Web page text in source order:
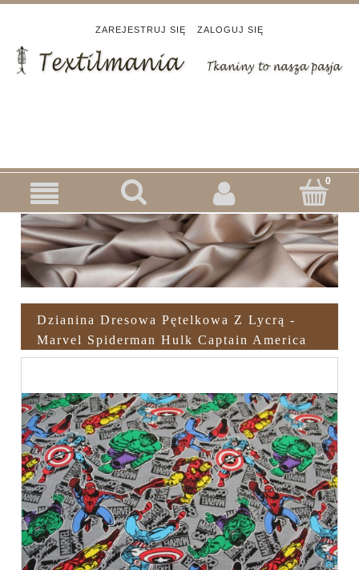
ZAREJESTRUJ SIĘ ZALOGUJ SIĘ
Dzianina Dresowa Pętelkowa Z Lycrą -
Marvel Spiderman Hulk Captain America